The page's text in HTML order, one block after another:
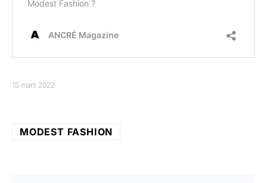
15 mars 2022
MODEST FASHION